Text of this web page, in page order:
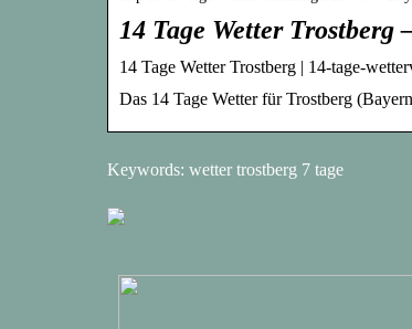
14 Tage Wetter Trostberg
14 Tage Wetter Trostberg | 14-tage-
Das 14 Tage Wetter für Trostberg
Keywords: wetter trostberg 7 tage